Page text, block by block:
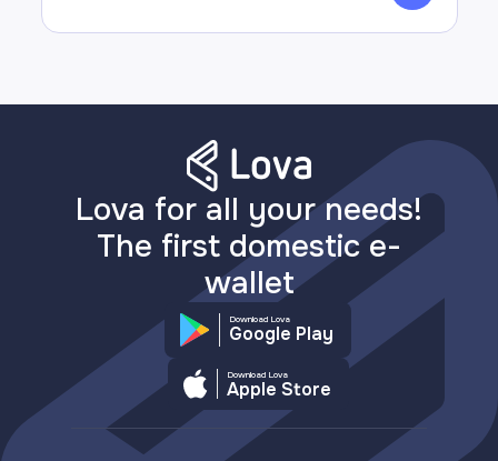
Lova for all your needs!
The first domestic e-
wallet
Download Lova
Google Play
Download Lova
Apple Store